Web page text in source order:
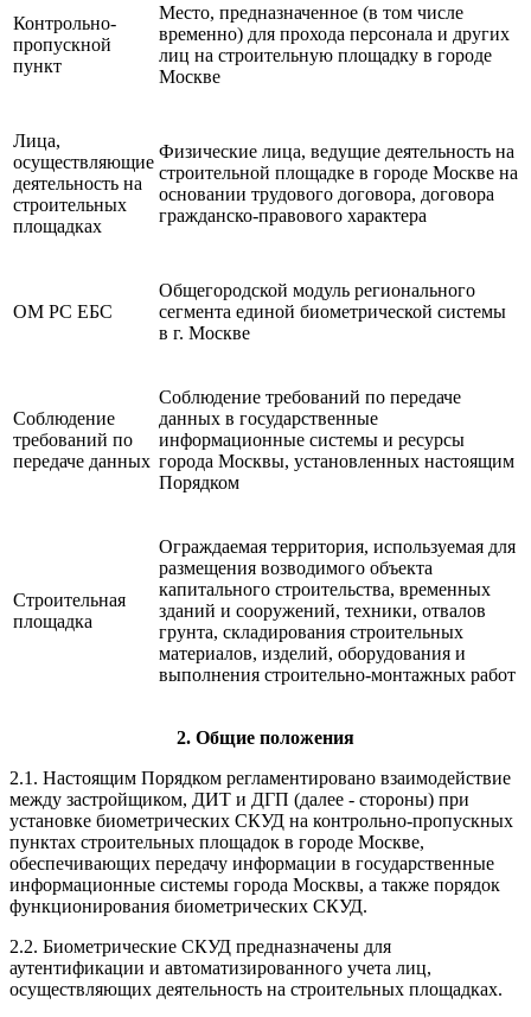
Контрольно-
пропускной
пункт
Место, предназначенное (в том числе
временно) для прохода персонала и других
лиц на строительную площадку в городе
Москве
Лица,
осуществляющие
деятельность на
строительных
площадках
Физические лица, ведущие деятельность на
строительной площадке в городе Москве на
основании трудового договора, договора
гражданско-правового характера
ОМ РС ЕБС
Общегородской модуль регионального
сегмента единой биометрической системы
в г. Москве
Соблюдение
требований по
передаче данных
Соблюдение требований по передаче
данных в государственные
информационные системы и ресурсы
города Москвы, установленных настоящим
Порядком
Строительная
площадка
Ограждаемая территория, используемая для
размещения возводимого объекта
капитального строительства, временных
зданий и сооружений, техники, отвалов
грунта, складирования строительных
материалов, изделий, оборудования и
выполнения строительно-монтажных работ
2. Общие положения
2.1. Настоящим Порядком регламентировано взаимодействие
между застройщиком, ДИТ и ДГП (далее - стороны) при
установке биометрических СКУД на контрольно-пропускных
пунктах строительных площадок в городе Москве,
обеспечивающих передачу информации в государственные
информационные системы города Москвы, а также порядок
функционирования биометрических СКУД.
2.2. Биометрические СКУД предназначены для
аутентификации и автоматизированного учета лиц,
осуществляющих деятельность на строительных площадках.